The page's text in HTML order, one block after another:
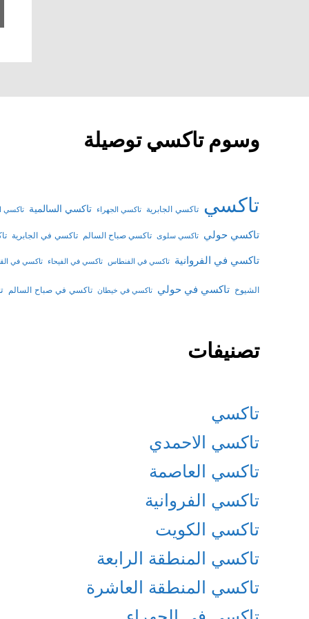
وسوم تاكسي توصيلة
تاكسي تاكسي الجابرية تاكسي الجهراء تاكسي السالمية تاكسي
تاكسي حولي تاكسي سلوى تاكسي صباح السالم تاكسي في الجابرية
تاكسي في الفروانية تاكسي في الفنطاس تاكسي في الفيحاء تاكسي في
الشيوخ تاكسي في حولي تاكسي في خيطان تاكسي في صباح السالم
تصنيفات
تاكسي
تاكسي الاحمدي
تاكسي العاصمة
تاكسي الفروانية
تاكسي الكويت
تاكسي المنطقة الرابعة
تاكسي المنطقة العاشرة